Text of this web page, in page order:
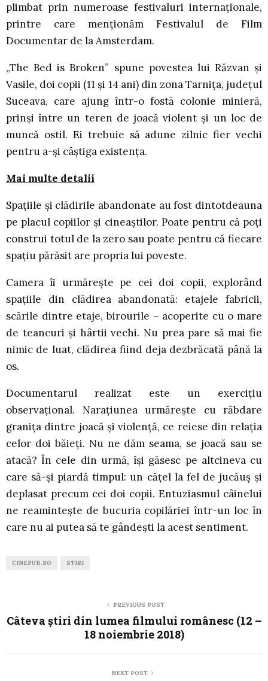
plimbat prin numeroase festivaluri internaționale,
printre care menționăm Festivalul de Film
Documentar de la Amsterdam.
„The Bed is Broken” spune povestea lui Răzvan şi
Vasile, doi copii (11 şi 14 ani) din zona Tarniţa, judeţul
Suceava, care ajung într-o fostă colonie minieră,
prinși între un teren de joacă violent și un loc de
muncă ostil. Ei trebuie să adune zilnic fier vechi
pentru a-şi câştiga existenţa.
Mai multe detalii
Spațiile și clădirile abandonate au fost dintotdeauna
pe placul copiilor și cineaștilor. Poate pentru că poți
construi totul de la zero sau poate pentru că fiecare
spațiu părăsit are propria lui poveste.
Camera îi urmărește pe cei doi copii, explorând
spațiile din clădirea abandonată: etajele fabricii,
scările dintre etaje, birourile – acoperite cu o mare
de teancuri și hârtii vechi. Nu prea pare să mai fie
nimic de luat, clădirea fiind deja dezbrăcată până la
os.
Documentarul realizat este un exercițiu
observațional. Narațiunea urmărește cu răbdare
granița dintre joacă și violență, ce reiese din relația
celor doi băieți. Nu ne dăm seama, se joacă sau se
atacă? În cele din urmă, își găsesc pe altcineva cu
care să-și piardă timpul: un cățel la fel de jucăuș și
deplasat precum cei doi copii. Entuziasmul câinelui
ne reamintește de bucuria copilăriei într-un loc în
care nu ai putea să te gândești la acest sentiment.
CINEPUB.RO STIRI
PREVIOUS POST
Câteva știri din lumea filmului românesc (12 –
18 noiembrie 2018)
NEXT POST